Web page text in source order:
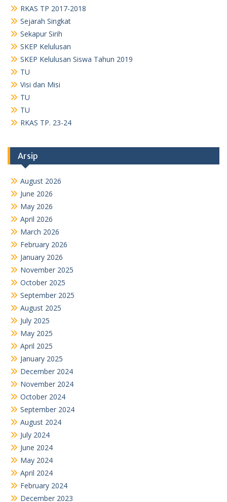
August 2026
June 2026
May 2026
April 2026
March 2026
February 2026
January 2026
November 2025
October 2025
August 2025
July 2025
May 2025
April 2025
January 2025
December 2024
November 2024
October 2024
September 2024
August 2024
July 2024
June 2024
May 2024
April 2024
February 2024
December 2023
October 2023
September 2023
August 2023
July 2023
June 2023
May 2023
April 2023
March 2023
December 2022
November 2022
October 2022
September 2022